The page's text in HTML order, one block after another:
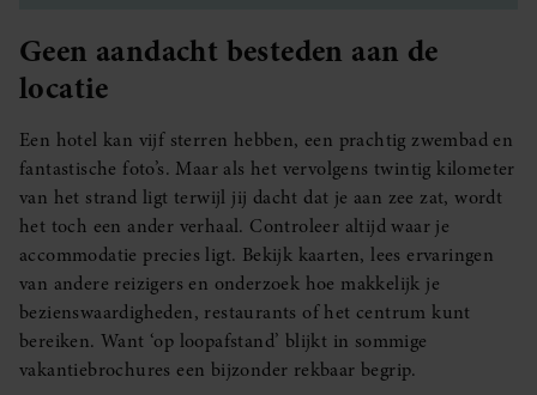
Geen aandacht besteden aan de
locatie
Een hotel kan vijf sterren hebben, een prachtig zwembad en
fantastische foto’s. Maar als het vervolgens twintig kilometer
van het strand ligt terwijl jij dacht dat je aan zee zat, wordt
het toch een ander verhaal. Controleer altijd waar je
accommodatie precies ligt. Bekijk kaarten, lees ervaringen
van andere reizigers en onderzoek hoe makkelijk je
bezienswaardigheden, restaurants of het centrum kunt
bereiken. Want ‘op loopafstand’ blijkt in sommige
vakantiebrochures een bijzonder rekbaar begrip.